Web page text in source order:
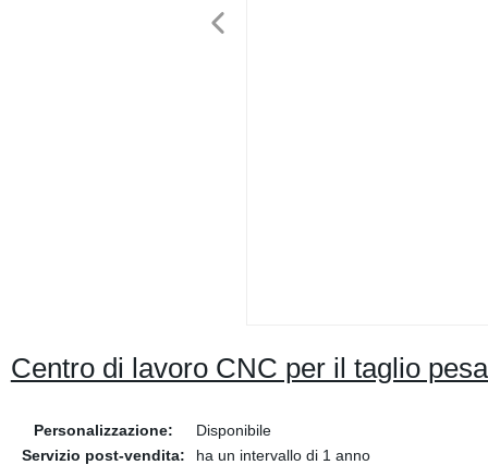
Centro di lavoro CNC per il taglio
Personalizzazione:
Disponibile
Servizio post-vendita:
ha un intervallo di 1 anno